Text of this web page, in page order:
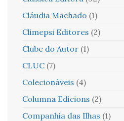
Cláudia Machado (1)
Climepsi Editores (2)
Clube do Autor (1)
CLUC (7)
Colecionáveis (4)
Columna Edicions (2)
Companhia das Ilhas (1)